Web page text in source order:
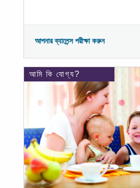
আপনার ব্যালেন্স পরীক্ষা করুন
আমি কি যোগ্য?